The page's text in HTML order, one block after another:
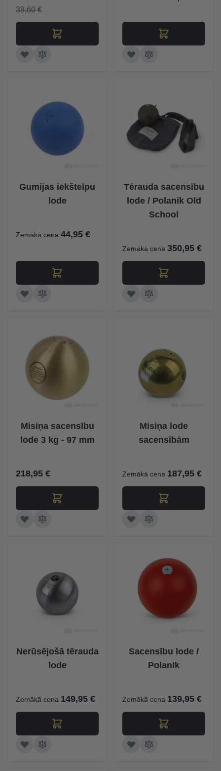
38,60 €
Gumijas iekštelpu
lode
Zemākā cena 44,95 €
Tērauda sacensību
lode / Polanik Old
School
Zemākā cena 350,95 €
Misiņa sacensību
lode 3 kg - 97 mm
218,95 €
Misiņa lode
sacensībām
Zemākā cena 187,95 €
Nerūsējošā tērauda
lode
Zemākā cena 149,95 €
Sacensību lode /
Polanik
Zemākā cena 139,95 €